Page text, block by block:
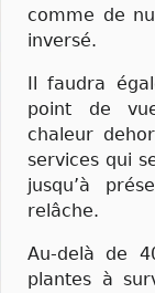
comme de
inversé.
Il faudra
point de
chaleur
services qui
jusqu’à
relâche.
Au-delà de
plantes à